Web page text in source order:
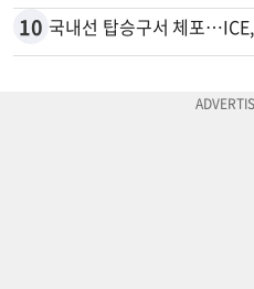
10 국내선 탑승구서 체포